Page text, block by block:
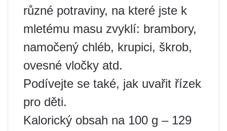
různé potraviny, na které jste k
mletému masu zvyklí: brambory,
namočený chléb, krupici, škrob,
ovesné vločky atd.
Podívejte se také, jak uvařit řízek
pro děti.
Kalorický obsah na 100 g – 129